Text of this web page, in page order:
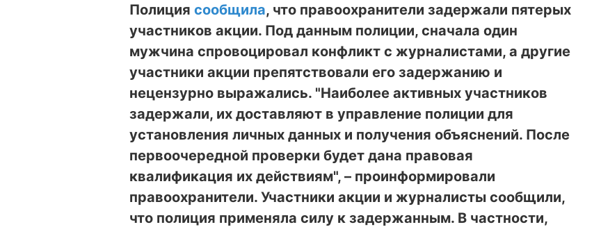
Полиция сообщила, что правоохранители задержали пятерых
участников акции. Под данным полиции, сначала один
мужчина спровоцировал конфликт с журналистами, а другие
участники акции препятствовали его задержанию и
нецензурно выражались. "Наиболее активных участников
задержали, их доставляют в управление полиции для
установления личных данных и получения объяснений. После
первоочередной проверки будет дана правовая
квалификация их действиям", – проинформировали
правоохранители. Участники акции и журналисты сообщили,
что полиция применяла силу к задержанным. В частности,